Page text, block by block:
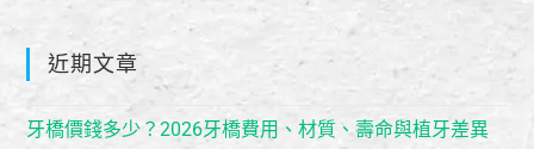
近期文章
牙橋價錢多少？2026牙橋費用、材質、壽命與植牙差異